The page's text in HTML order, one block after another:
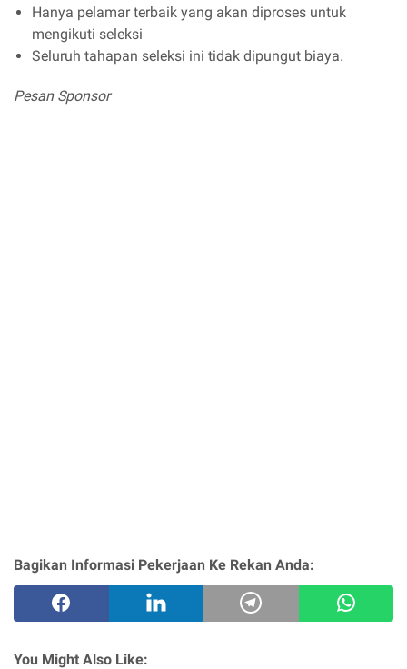
Hanya pelamar terbaik yang akan diproses untuk
mengikuti seleksi
Seluruh tahapan seleksi ini tidak dipungut biaya.
Pesan Sponsor
Bagikan Informasi Pekerjaan Ke Rekan Anda:
You Might Also Like: